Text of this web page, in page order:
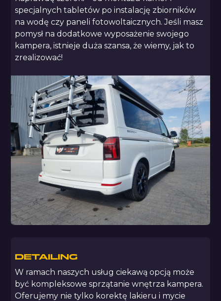
specjalnych tabletów po instalację zbiorników
na wodę czy paneli fotowoltaicznych. Jeśli masz
pomysł na dodatkowe wyposażenie swojego
kampera, istnieje duża szansa, że wiemy, jak to
zrealizować!
DETAILING
W ramach naszych usług ciekawą opcją może
być kompleksowe sprzątanie wnętrza kampera.
Oferujemy nie tylko korektę lakieru i mycie